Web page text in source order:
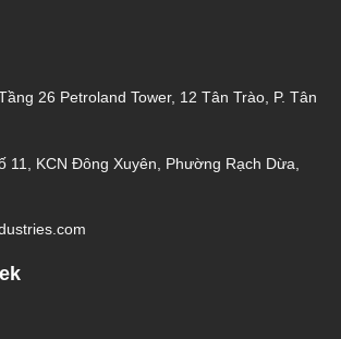
26 Petroland Tower, 12 Tân Trào, P. Tân
11, KCN Đông Xuyên, Phường Rạch Dừa,